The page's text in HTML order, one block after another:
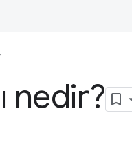
nedir?